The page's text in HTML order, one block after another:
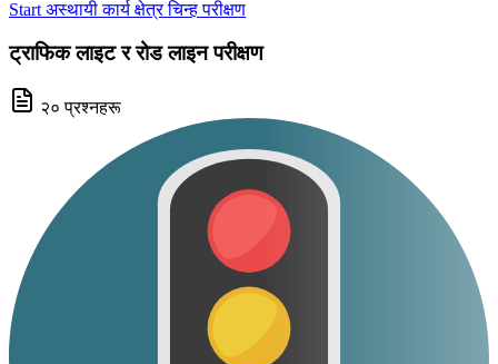
Start अस्थायी कार्य क्षेत्र चिन्ह परीक्षण
ट्राफिक लाइट र रोड लाइन परीक्षण
२० प्रश्नहरू